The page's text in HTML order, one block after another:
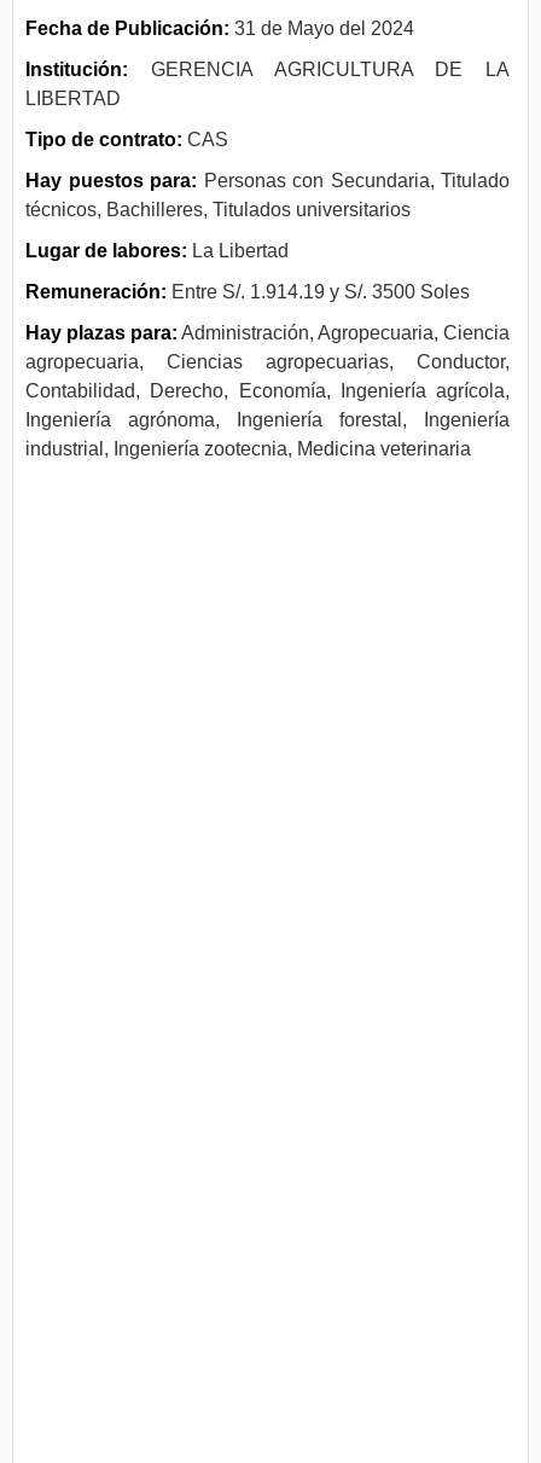
Fecha de Publicación: 31 de Mayo del 2024
Institución: GERENCIA AGRICULTURA DE LA
LIBERTAD
Tipo de contrato: CAS
Hay puestos para: Personas con Secundaria, Titulado
técnicos, Bachilleres, Titulados universitarios
Lugar de labores: La Libertad
Remuneración: Entre S/. 1.914.19 y S/. 3500 Soles
Hay plazas para: Administración, Agropecuaria, Ciencia
agropecuaria, Ciencias agropecuarias, Conductor,
Contabilidad, Derecho, Economía, Ingeniería agrícola,
Ingeniería agrónoma, Ingeniería forestal, Ingeniería
industrial, Ingeniería zootecnia, Medicina veterinaria